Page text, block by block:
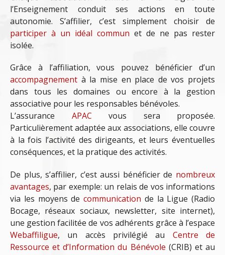
l’Enseignement conduit ses actions en toute
autonomie. S’affilier, c’est simplement choisir de
participer à un idéal commun et de ne pas rester
isolée.
Grâce à l’affiliation, vous pouvez bénéficier d’un
accompagnement à la mise en place de vos projets
dans tous les domaines ou encore à la gestion
associative pour les responsables bénévoles.
L’assurance APAC vous sera proposée.
Particulièrement adaptée aux associations, elle couvre
à la fois l’activité des dirigeants, et leurs éventuelles
conséquences, et la pratique des activités.
De plus, s’affilier, c’est aussi bénéficier de nombreux
avantages, par exemple: un relais de vos informations
via les moyens de communication de la Ligue (Radio
Bocage, réseaux sociaux, newsletter, site internet),
une gestion facilitée de vos adhérents grâce à l’espace
Webaffiligue, un accès privilégié au Centre de
Ressource et d’Information du Bénévole (CRIB) et au